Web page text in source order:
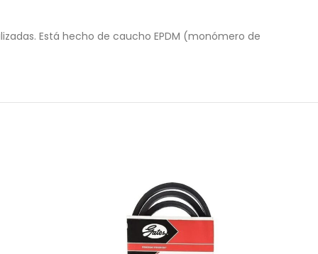
Está hecho de caucho EPDM (monómero de